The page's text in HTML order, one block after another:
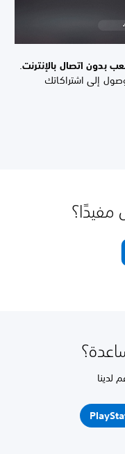
بدون اتصال بالإنترنت.
إلى اشتراكاتك
مفيدًا؟
لدينا